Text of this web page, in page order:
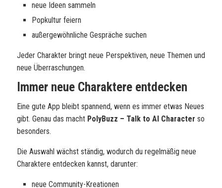
neue Ideen sammeln
Popkultur feiern
außergewöhnliche Gespräche suchen
Jeder Charakter bringt neue Perspektiven, neue Themen und
neue Überraschungen.
Immer neue Charaktere entdecken
Eine gute App bleibt spannend, wenn es immer etwas Neues
gibt. Genau das macht PolyBuzz – Talk to AI Character so
besonders.
Die Auswahl wächst ständig, wodurch du regelmäßig neue
Charaktere entdecken kannst, darunter:
neue Community-Kreationen